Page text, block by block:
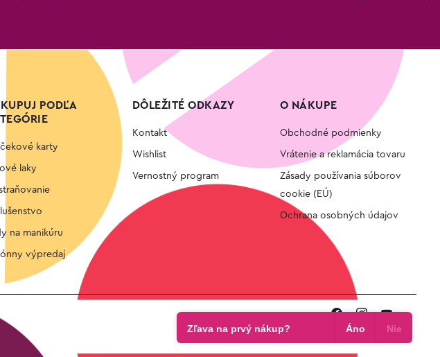
PODĽA
karty
laky
na manikúru
výpredaj
DÔLEŽITÉ ODKAZY
Kontakt
Wishlist
Vernostný program
O NÁKUPE
Obchodné podmienky
Vrátenie a reklamácia tovaru
Zásady používania súborov
cookie (EÚ)
Ochrana osobných údajov
Zľava na prvý nákup? Áno Nie